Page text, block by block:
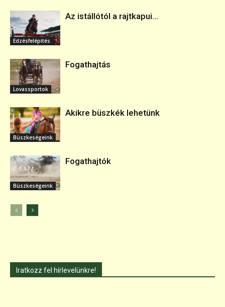
Edzésfelépítés
Az istállótól a rajtkapui...
Lovassportok
Fogathajtás
Büszkeségeink
Akikre büszkék lehetünk
Büszkeségeink
Fogathajtók
Iratkozz fel hírlevelünkre!